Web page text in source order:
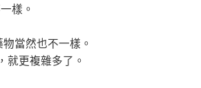
樣。
物當然也不一樣。
就更複雜多了。